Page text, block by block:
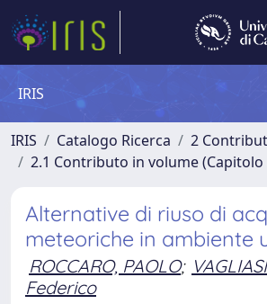
IRIS
IRIS Catalogo Ricerca
2
2.1 Contributo in volume (Capitolo
Alternative di riuso di
meteoriche in ambiente
ROCCARO, PAOLO;
Federico